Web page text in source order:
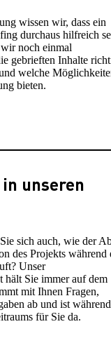
wissen wir, dass ein
durchaus hilfreich
noch einmal
gebrieften Inhalte
welche
bieten.
unseren
sich auch, wie der
des Projekts während
Unser
hält Sie immer auf dem
mit Ihnen Fragen,
ab und ist
für Sie da.